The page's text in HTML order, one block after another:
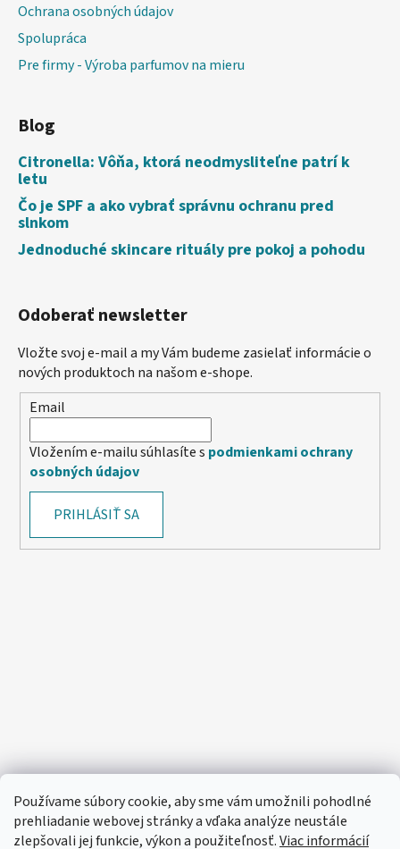
Používame súbory cookie, aby sme vám umožnili pohodlné
prehliadanie webovej stránky a vďaka analýze neustále
zlepšovali jej funkcie, výkon a použiteľnosť.Viac informácií
Ochrana osobných údajov
Spolupráca
Pre firmy - Výroba parfumov na mieru
Blog
Citronella: Vôňa, ktorá neodmysliteľne patrí k
letu
Čo je SPF a ako vybrať správnu ochranu pred
slnkom
Jednoduché skincare rituály pre pokoj a pohodu
Odoberať newsletter
Vložte svoj e-mail a my Vám budeme zasielať informácie o
nových produktoch na našom e-shope.
Email
Vložením e-mailu súhlasíte s podmienkami ochrany
osobných údajov
PRIHLÁSIŤ SA